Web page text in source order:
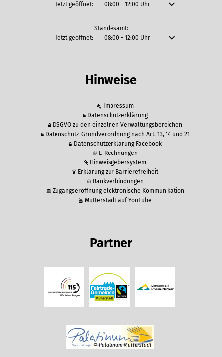
Klicken, um weitere Öffnungs- oder Schließzeiten auszublenden
Jetzt geöffnet: 08:00 - 12:00 Uhr Von 08:00 bis 12:00
Standesamt:
Klicken, um weitere Öffnungs- oder Schließzeiten auszublenden
Jetzt geöffnet: 08:00 - 12:00 Uhr Von 08:00 bis 12:00
Hinweise
Impressum
Datenschutzerklärung
DSGVO zu den einzelnen Verwaltungsbereichen
Datenschutz-Grundverordnung nach Art. 13, 14 und 21
Datenschutzerklärung Facebook
E-Rechnungen
Hinweisgebersystem
Erklärung zur Barrierefreiheit
Bankverbindungen
Zugangseröffnung elektronische Kommunikation
Mutterstadt auf YouTube
Partner
© Palatinum Mutterstadt